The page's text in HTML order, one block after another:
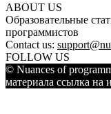
ABOUT US
Образовательные
программистов
Contact us:
FOLLOW US
© Nuances of
материала ссылка на